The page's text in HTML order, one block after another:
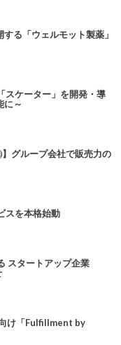
る「ウェルモット製薬」
スケーター」を開発・導
に～
グループ会社で販売力の
スを本格始動
スタートアップ企業
け「Fulfillment by